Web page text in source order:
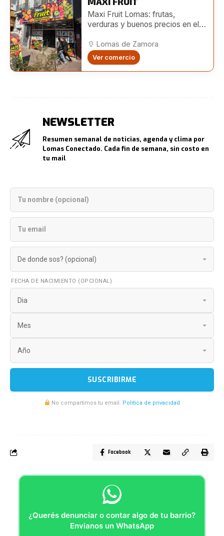
Maxi Fruit Lomas: frutas,
verduras y buenos precios en el
Lomas de Zamora
Ver comercio
NEWSLETTER
Resumen semanal de noticias, agenda y clima por
Lomas Conectado. Cada fin de semana, sin costo en
tu mail
FECHA DE NACIMIENTO (OPCIONAL)
SUSCRIBIRME
No compartimos tu email. Politica de privacidad
Facebook
¿Querés denunciar o contar algo de tu barrio?
Envianos un WhatsApp